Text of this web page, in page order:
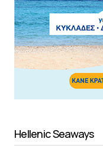
Hellenic Seaways